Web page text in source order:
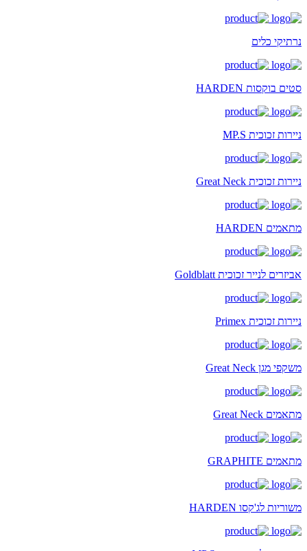
נרתיקי כלים
סטים בוקסות HARDEN
ניירות זכוכית MP.S
ניירות זכוכית Great Neck
מתאמים HARDEN
אביזרים לנייר זכוכית Goldblatt
ניירות זכוכית Primex
משקפי מגן Great Neck
מתאמים Great Neck
מתאמים GRAPHITE
משוריות לג'קסו HARDEN